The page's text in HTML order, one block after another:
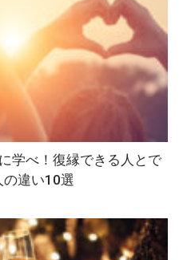
学べ！復縁できる人とで
の違い10選